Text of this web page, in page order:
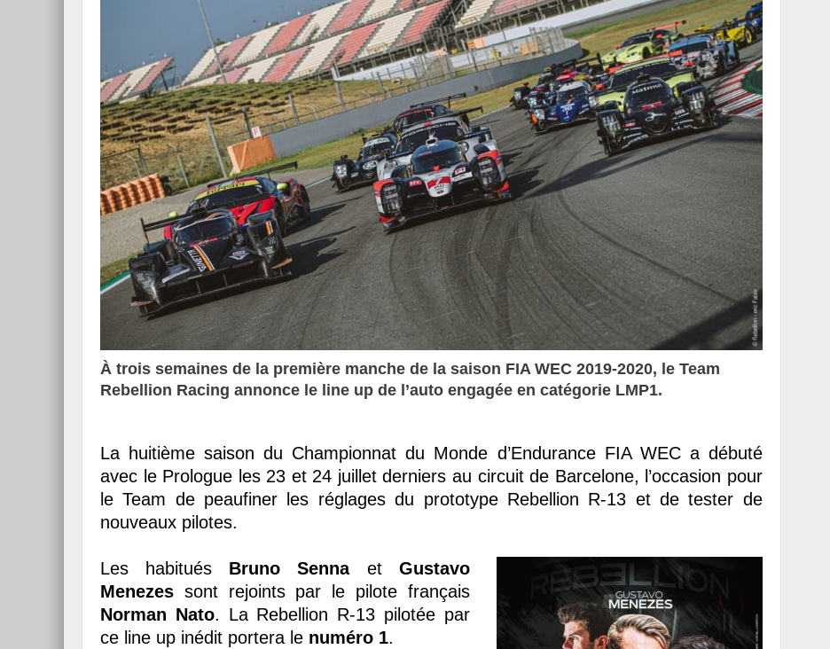
À trois semaines de la première manche de la saison FIA WEC 2019-2020, le Team
Rebellion Racing annonce le line up de l’auto engagée en catégorie LMP1.
La huitième saison du Championnat du Monde d’Endurance FIA WEC a débuté
avec le Prologue les 23 et 24 juillet derniers au circuit de Barcelone, l’occasion pour
le Team de peaufiner les réglages du prototype Rebellion R-13 et de tester de
nouveaux pilotes.
Les habitués Bruno Senna et Gustavo
Menezes sont rejoints par le pilote français
Norman Nato. La Rebellion R-13 pilotée par
ce line up inédit portera le numéro 1.